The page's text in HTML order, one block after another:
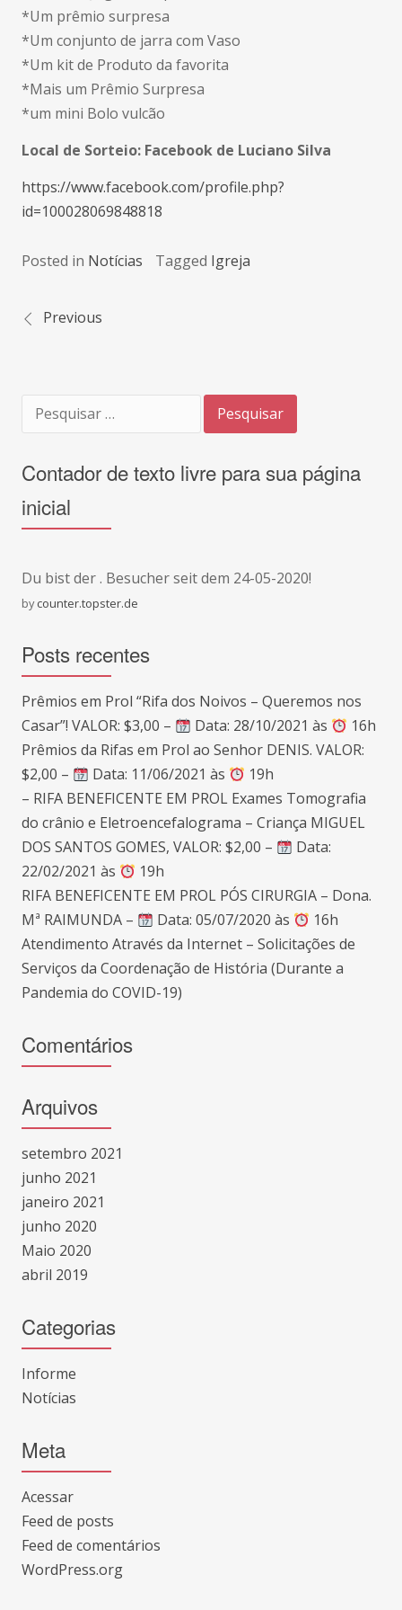
*Um prêmio surpresa
*Um conjunto de jarra com Vaso
*Um kit de Produto da favorita
*Mais um Prêmio Surpresa
*um mini Bolo vulcão
Local de Sorteio: Facebook de Luciano Silva
https://www.facebook.com/profile.php?
id=100028069848818
Posted in Notícias Tagged Igreja
Navegação
Post
Previous
por:
Contador de texto livre para sua página
inicial
Du bist der. Besucher seit dem 24-05-2020!
bycounter.topster.de
Posts recentes
Prêmios em Prol “Rifa dos Noivos – Queremos nos
Casar”! VALOR: $3,00 –
Data: 28/10/2021 às
16h
Prêmios da Rifas em Prol ao Senhor DENIS. VALOR:
$2,00 –
Data: 11/06/2021 às
19h
– RIFA BENEFICENTE EM PROL Exames Tomografia
do crânio e Eletroencefalograma – Criança MIGUEL
DOS SANTOS GOMES, VALOR: $2,00 –
Data:
22/02/2021 às
19h
RIFA BENEFICENTE EM PROL PÓS CIRURGIA – Dona.
Mª RAIMUNDA –
Data: 05/07/2020 às
16h
Atendimento Através da Internet – Solicitações de
Serviços da Coordenação de História (Durante a
Pandemia do COVID-19)
Comentários
Arquivos
setembro 2021
junho 2021
janeiro 2021
junho 2020
Maio 2020
abril 2019
Categorias
Informe
Notícias
Meta
Acessar
Feed de posts
Feed de comentários
WordPress.org